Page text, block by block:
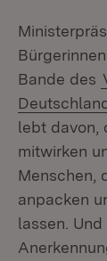
Bande des
lebt davon,
mitwirken
Menschen,
anpacken
lassen.